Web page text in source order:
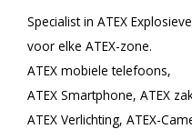
Specialist in ATEX
voor elke ATEX-zone.
ATEX mobiele telefoons,
ATEX Smartphone, ATEX
ATEX Verlichting, ATEX-